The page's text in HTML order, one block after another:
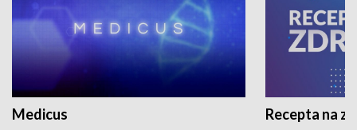
Medicus Recepta na